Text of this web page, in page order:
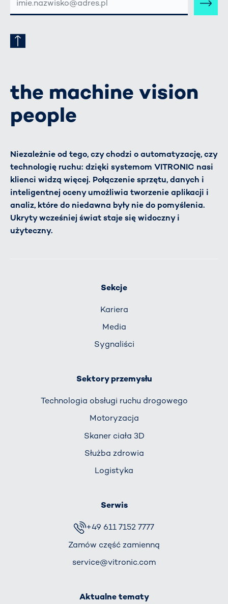
MAIL-
ADRESSE
the machine vision
people
Niezależnie od tego, czy chodzi o automatyzację, czy
technologię ruchu: dzięki systemom VITRONIC nasi
klienci widzą więcej. Połączenie sprzętu, danych i
inteligentnej oceny umożliwia tworzenie aplikacji i
analiz, które do niedawna były nie do pomyślenia.
Ukryty wcześniej świat staje się widoczny i
użyteczny.
Sekcje
Kariera
Media
Sygnaliści
Sektory przemysłu
Technologia obsługi ruchu drogowego
Motoryzacja
Skaner ciała 3D
Służba zdrowia
Logistyka
Serwis
+49 611 7152 7777
Zamów część zamienną
service@vitronic.com
Aktualne tematy